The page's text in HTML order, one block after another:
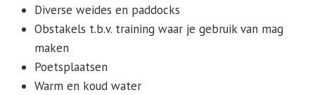
Diverse weides en paddocks
Obstakels t.b.v. training waar je gebruik van mag
maken
Poetsplaatsen
Warm en koud water